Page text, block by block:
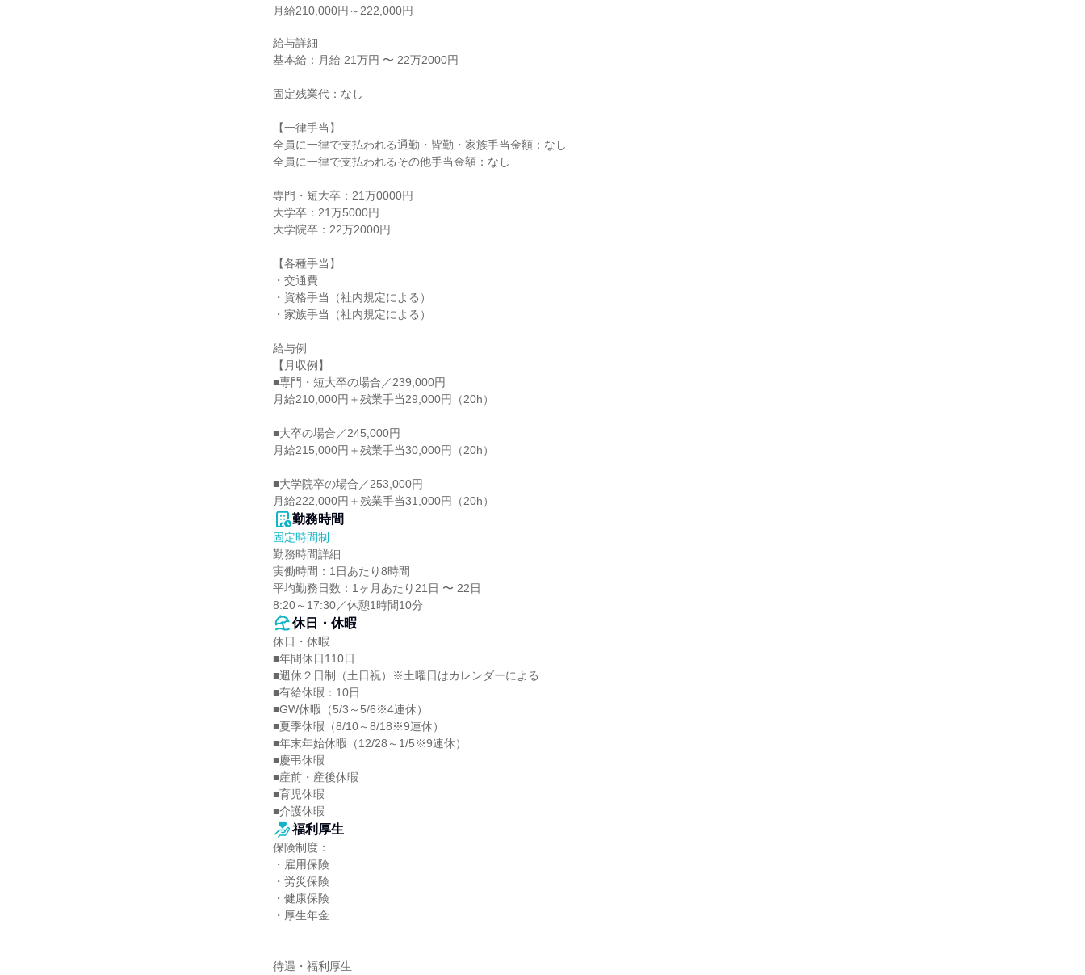
月給210,000円～222,000円
給与詳細
基本給：月給 21万円 〜 22万2000円
固定残業代：なし
【一律手当】
全員に一律で支払われる通勤・皆勤・家族手当金額：なし
全員に一律で支払われるその他手当金額：なし
専門・短大卒：21万0000円
大学卒：21万5000円
大学院卒：22万2000円
【各種手当】
・交通費
・資格手当（社内規定による）
・家族手当（社内規定による）
給与例
【月収例】
■専門・短大卒の場合／239,000円
月給210,000円＋残業手当29,000円（20h）
■大卒の場合／245,000円
月給215,000円＋残業手当30,000円（20h）
■大学院卒の場合／253,000円
月給222,000円＋残業手当31,000円（20h）
勤務時間
固定時間制
勤務時間詳細
実働時間：1日あたり8時間
平均勤務日数：1ヶ月あたり21日 〜 22日
8:20～17:30／休憩1時間10分
休日・休暇
休日・休暇
■年間休日110日
■週休２日制（土日祝）※土曜日はカレンダーによる
■有給休暇：10日
■GW休暇（5/3～5/6※4連休）
■夏季休暇（8/10～8/18※9連休）
■年末年始休暇（12/28～1/5※9連休）
■慶弔休暇
■産前・産後休暇
■育児休暇
■介護休暇
福利厚生
保険制度：
・雇用保険
・労災保険
・健康保険
・厚生年金
待遇・福利厚生